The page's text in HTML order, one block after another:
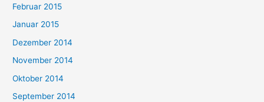
Februar 2015
Januar 2015
Dezember 2014
November 2014
Oktober 2014
September 2014